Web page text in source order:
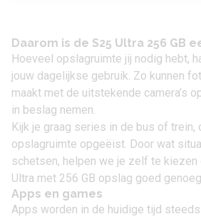
Daarom is de S25 Ultra 256 GB
Hoeveel opslagruimte jij nodig hebt,
jouw dagelijkse gebruik. Zo kunnen
maakt met de uitstekende camera’s
in beslag nemen.
Kijk je graag series in de bus of trein,
opslagruimte opgeëist. Door wat
schetsen, helpen we je zelf te kiezen
Ultra met 256 GB opslag goed
Apps en games
Apps worden in de huidige tijd